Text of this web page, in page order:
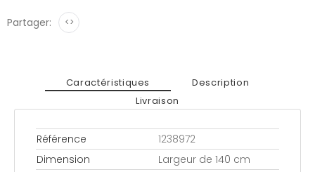
Partager: <>
Caractéristiques
Description
Livraison
Référence
1238972
Dimension
Largeur de 140 cm